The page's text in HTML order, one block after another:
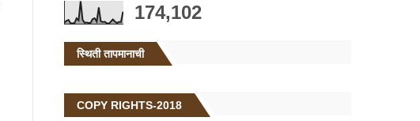
174,102
स्थिती तापमानाची
COPY RIGHTS-2018